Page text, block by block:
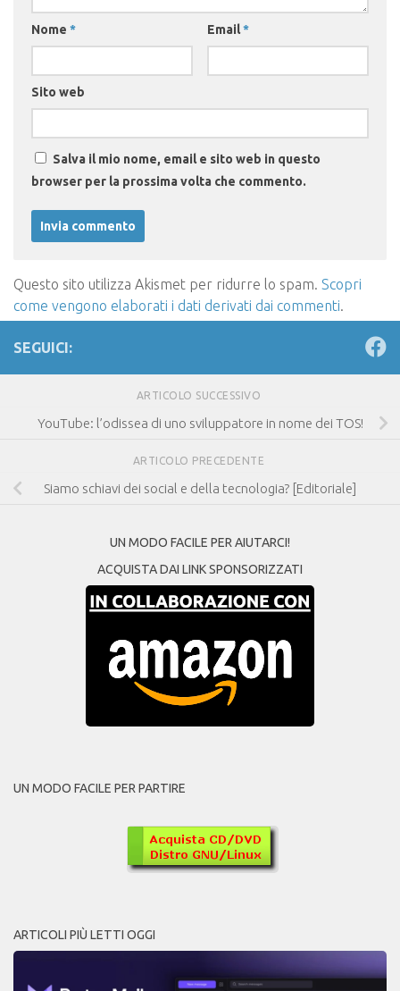
Nome * Email*
Sito web
Salva il mio nome, email e sito web in questo
browser per la prossima volta che commento.
Questo sito utilizza Akismet per ridurre lo spam. Scopri
come vengono elaborati i dati derivati dai commenti.
SEGUICI:
ARTICOLO SUCCESSIVO
YouTube: l’odissea di uno sviluppatore in nome dei TOS!
ARTICOLO PRECEDENTE
Siamo schiavi dei social e della tecnologia? [Editoriale]
UN MODO FACILE PER AIUTARCI!
ACQUISTA DAI LINK SPONSORIZZATI
UN MODO FACILE PER PARTIRE
ARTICOLI PIÙ LETTI OGGI